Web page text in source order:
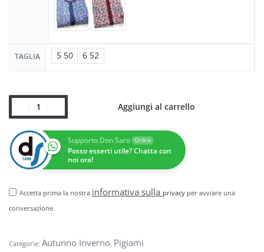
TAGLIA 5 50 6 52
Aggiungi al carrello
Supporto Don Saro Online
Posso esserti utile? Chatta con
noi ora!
Accetta prima la nostra informativa sulla privacy per avviare una
conversazione.
Categorie: Autunno Inverno Pigiami